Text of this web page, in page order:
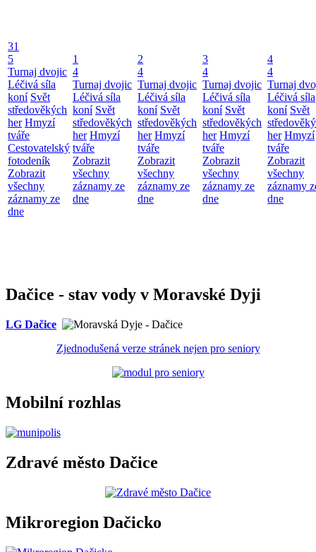
31
5
Turnaj dvojic
Léčivá síla
koní Svět
středověkých
her Hmyzí
tváře
Cestovatelský
fotodeník
Zobrazit
všechny
záznamy ze
dne
1
4
Turnaj dvojic
Léčivá síla
koní Svět
středověkých
her Hmyzí
tváře
Zobrazit
všechny
záznamy ze
dne
2
4
Turnaj dvojic
Léčivá síla
koní Svět
středověkých
her Hmyzí
tváře
Zobrazit
všechny
záznamy ze
dne
3
4
Turnaj dvojic
Léčivá síla
koní Svět
středověkých
her Hmyzí
tváře
Zobrazit
všechny
záznamy ze
dne
4
4
Turnaj
Léčivá síla
koní Svět
her Hmyzí
tváře
Zobrazit
všechny
záznamy
dne
Dačice - stav vody v Moravské Dyji
LG Dačice
Zjednodušená verze stránek nejen pro seniory
Mobilní rozhlas
Zdravé město Dačice
Mikroregion Dačicko